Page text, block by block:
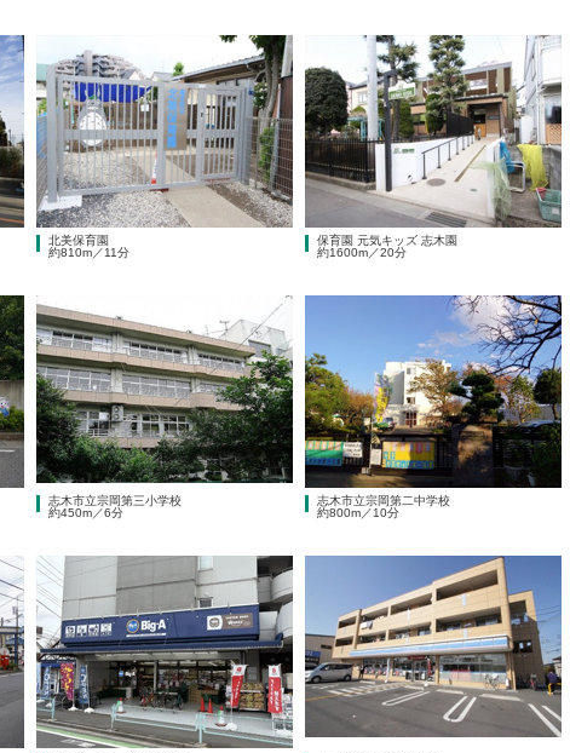
北美保育園
約810m／11分
保育園 元気キッズ 志木園
約1600m／20分
志木市立宗岡第三小学校
約450m／6分
志木市立宗岡第二中学校
約800m／10分